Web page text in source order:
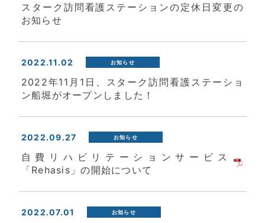
スターク訪問看護ステーションの定休日変更の
お知らせ
2022.11.02 お知らせ
2022年11月1日、スターク訪問看護ステーショ
ン船堀がオープンしました！
2022.09.27 お知らせ
自費リハビリテーションサービス
「Rehasis」の開始について
2022.07.01 お知らせ